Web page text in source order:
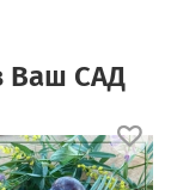
Ваш САД